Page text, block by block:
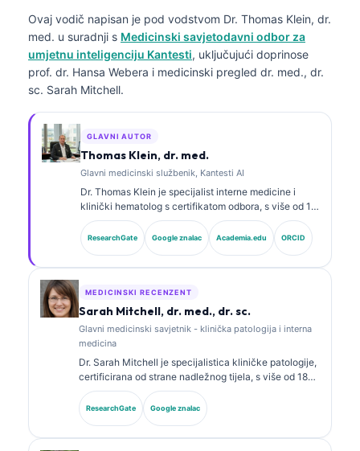
Ovaj vodič napisan je pod vodstvom Dr. Thomas Klein, dr.
med. u suradnji s Medicinski savjetodavni odbor za
umjetnu inteligenciju Kantesti, uključujući doprinose
prof. dr. Hansa Webera i medicinski pregled dr. med., dr.
sc. Sarah Mitchell.
GLAVNI AUTOR
Thomas Klein, dr. med.
Glavni medicinski službenik, Kantesti AI
Dr. Thomas Klein je specijalist interne medicine i
klinički hematolog s certifikatom odbora, s više od 15
godina iskustva u laboratorijskoj medicini i kliničkoj
analizi uz pomoć AI-ja. Kao glavni liječnik (Chief
Medical Officer) u Kantesti AI, pruža klinički nadzor
tumačenju biomarkera i laboratorijskoj dijagnostici na
temu laboratorijske medicine.
ResearchGate Google znalac Academia.edu ORCID
MEDICINSKI RECENZENT
Sarah Mitchell, dr. med., dr. sc.
Glavni medicinski savjetnik - klinička patologija i interna
medicina
Dr. Sarah Mitchell je specijalistica kliničke patologije,
certificirana od strane nadležnog tijela, s više od 18
godina iskustva u laboratorijskoj medicini i
dijagnostičkoj analizi. Ima specijalističke certifikate iz
kliničke kemije te je opsežno objavljivala o panelima
ResearchGate Google znalac